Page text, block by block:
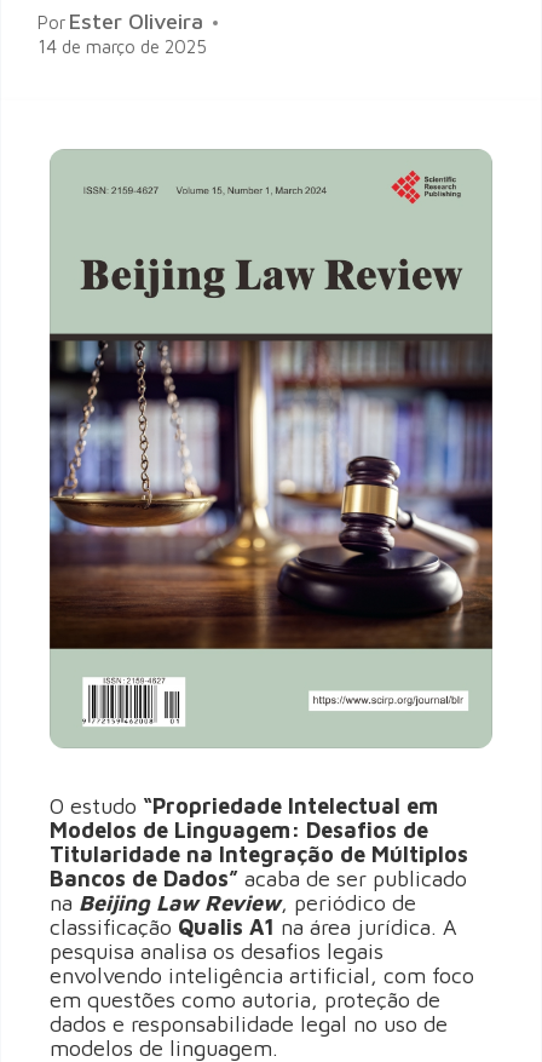
Por Ester Oliveira
14 de março de 2025
O estudo “Propriedade Intelectual em
Modelos de Linguagem: Desafios de
Titularidade na Integração de Múltiplos
Bancos de Dados” acaba de ser publicado
na Beijing Law Review, periódico de
classificação Qualis A1 na área jurídica. A
pesquisa analisa os desafios legais
envolvendo inteligência artificial, com foco
em questões como autoria, proteção de
dados e responsabilidade legal no uso de
modelos de linguagem.